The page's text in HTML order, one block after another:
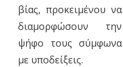
βίας, προκειμένου να
διαμορφώσουν την
ψήφο τους σύμφωνα
με υποδείξεις.